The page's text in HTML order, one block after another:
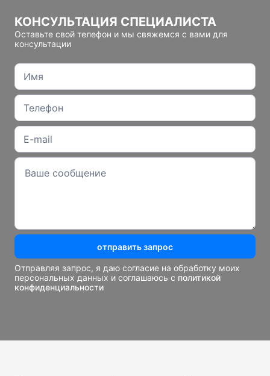
КОНСУЛЬТАЦИЯ СПЕЦИАЛИСТА
Оставьте свой телефон и мы свяжемся с вами для
консультации
отправить запрос
Отправляя запрос, я даю согласие на обработку моих
персональных данных и соглашаюсь с политикой
конфиденциальности